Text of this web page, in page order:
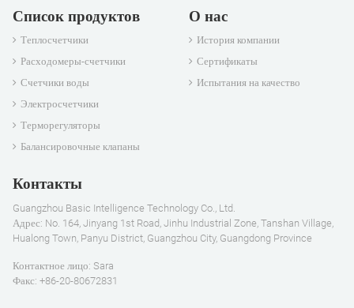
Список продуктов
Теплосчетчики
Расходомеры-счетчики
Счетчики воды
Электросчетчики
Терморегуляторы
Балансировочные клапаны
О нас
История компании
Сертификаты
Испытания на качество
Контакты
Guangzhou Basic Intelligence Technology Co., Ltd.
Адрес: No. 164, Jinyang 1st Road, Jinhu Industrial Zone, Tanshan Village,
Hualong Town, Panyu District, Guangzhou City, Guangdong Province
Контактное лицо: Sara
Факс: +86-20-80672831